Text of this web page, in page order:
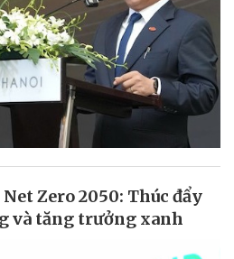
Zero 2050: Thúc đẩy
và tăng trưởng xanh